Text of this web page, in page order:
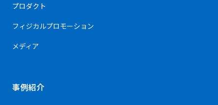
プロダクト
フィジカルプロモーション
メディア
事例紹介